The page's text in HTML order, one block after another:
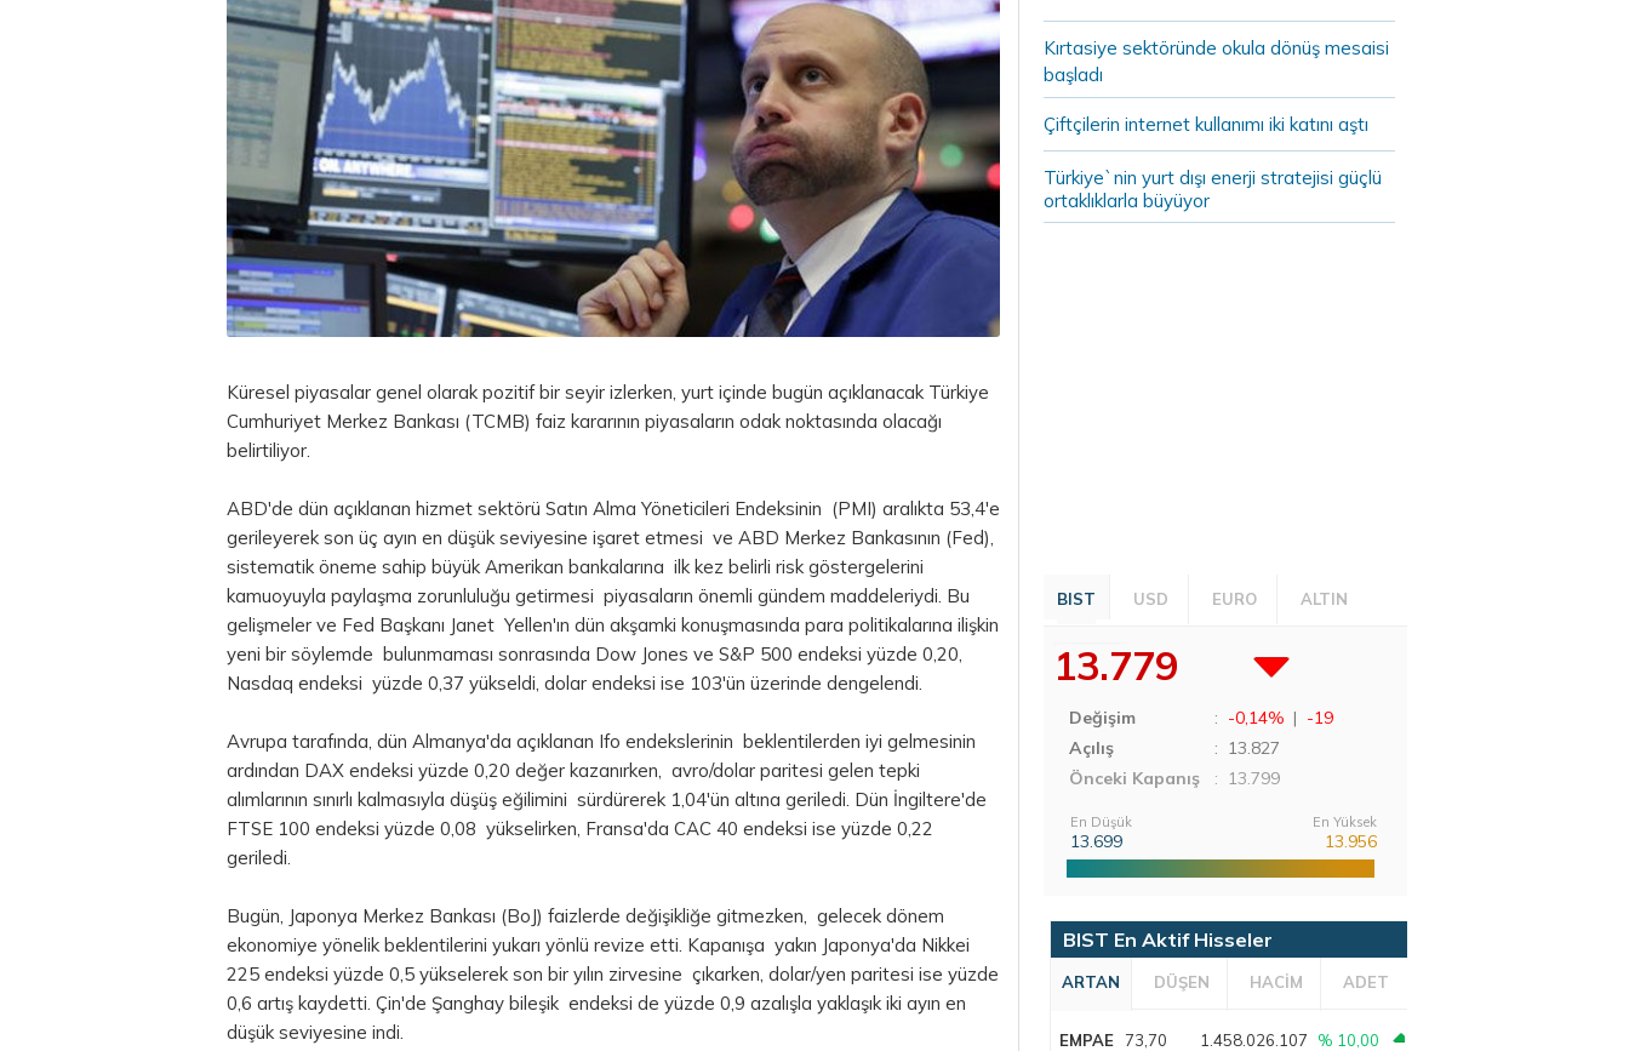
Küresel piyasalar genel olarak pozitif bir seyir izlerken, yurt içinde bugün açıklanacak Türkiye
Cumhuriyet Merkez Bankası (TCMB) faiz kararının piyasaların odak noktasında olacağı
belirtiliyor.
ABD'de dün açıklanan hizmet sektörü Satın Alma Yöneticileri Endeksinin (PMI) aralıkta 53,4'e
gerileyerek son üç ayın en düşük seviyesine işaret etmesi ve ABD Merkez Bankasının (Fed),
sistematik öneme sahip büyük Amerikan bankalarına ilk kez belirli risk göstergelerini
kamuoyuyla paylaşma zorunluluğu getirmesi piyasaların önemli gündem maddeleriydi. Bu
gelişmeler ve Fed Başkanı Janet Yellen'ın dün akşamki konuşmasında para politikalarına ilişkin
yeni bir söylemde bulunmaması sonrasında Dow Jones ve S&P 500 endeksi yüzde 0,20,
Nasdaq endeksi yüzde 0,37 yükseldi, dolar endeksi ise 103'ün üzerinde dengelendi.
Avrupa tarafında, dün Almanya'da açıklanan Ifo endekslerinin beklentilerden iyi gelmesinin
ardından DAX endeksi yüzde 0,20 değer kazanırken, avro/dolar paritesi gelen tepki
alımlarının sınırlı kalmasıyla düşüş eğilimini sürdürerek 1,04'ün altına geriledi. Dün İngiltere'de
FTSE 100 endeksi yüzde 0,08 yükselirken, Fransa'da CAC 40 endeksi ise yüzde 0,22
geriledi.
Bugün, Japonya Merkez Bankası (BoJ) faizlerde değişikliğe gitmezken, gelecek dönem
ekonomiye yönelik beklentilerini yukarı yönlü revize etti. Kapanışa yakın Japonya'da Nikkei
225 endeksi yüzde 0,5 yükselerek son bir yılın zirvesine çıkarken, dolar/yen paritesi ise yüzde
0,6 artış kaydetti. Çin'de Şanghay bileşik endeksi de yüzde 0,9 azalışla yaklaşık iki ayın en
düşük seviyesine indi.
Kırtasiye sektöründe okula dönüş mesaisi
başladı
Çiftçilerin internet kullanımı iki katını aştı
Türkiye`nin yurt dışı enerji stratejisi güçlü
ortaklıklarla büyüyor
BIST USD EURO ALTIN
13.779
Değişim : -0,14% | -19
Açılış
: 13.827
Önceki Kapanış
: 13.799
En Düşük
13.699
En Yüksek
13.956
BIST En Aktif Hisseler
ARTAN DÜŞEN HACİM ADET
EMPAE 73,70 1.458.026.107 % 10,00